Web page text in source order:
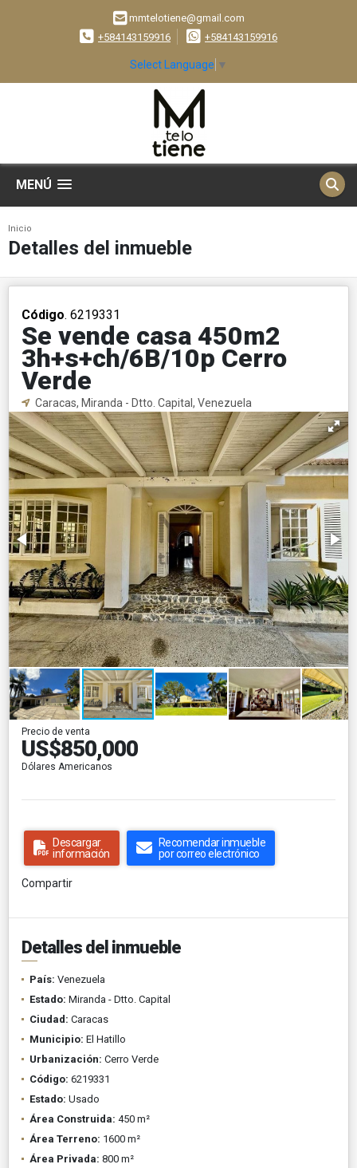
mmtelotiene@gmail.com
+584143159916
+584143159916
Select Language ▼
MENÚ
Inicio
Detalles del inmueble
Código. 6219331
Se vende casa 450m2
3h+s+ch/6B/10p Cerro
Verde
Caracas, Miranda - Dtto. Capital, Venezuela
Precio de venta
US$850,000
Dólares Americanos
Descargar
información
Recomendar inmueble
por correo electrónico
Compartir
Detalles del inmueble
País: Venezuela
Estado: Miranda - Dtto. Capital
Ciudad: Caracas
Municipio: El Hatillo
Urbanización: Cerro Verde
Código: 6219331
Estado: Usado
Área Construida: 450 m²
Área Terreno: 1600 m²
Área Privada: 800 m²